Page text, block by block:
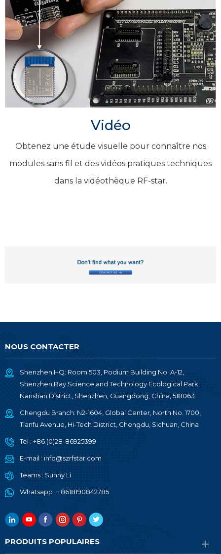
Vidéo
Obtenez une étude visuelle pour connaître nos
modules sans fil et des vidéos pratiques techniques
dans la vidéothèque RF-star.
NOUS CONTACTER
Shenzhen HQ: Room 503, Podium Building No. A-12,
Shenzhen Bay Science and Technology Ecological Park,
Nanshan District, Shenzhen, Guangdong, China, 518063
Chengdu Branch: N2-1604, Global Center, North No. 1700,
Tianfu Avenue, Hi-Tech District, Chengdu, Sichuan, China
Tel : +86 (0)28-86925399
E-mail : info@szrfstar.com
Teams : Sunny Li
Whatsapp : +8618190842785
PRODUITS POPULAIRES